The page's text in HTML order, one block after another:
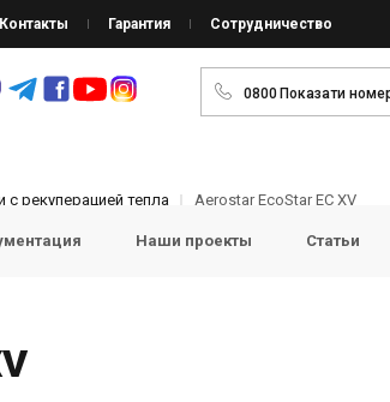
Контакты Гарантия Сотрудничество
0800Показати
рекуперацией тепла Aerostar EcoStar EC XV
Наши проекты Статьи